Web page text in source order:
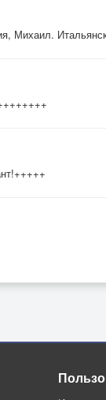
Михаил.